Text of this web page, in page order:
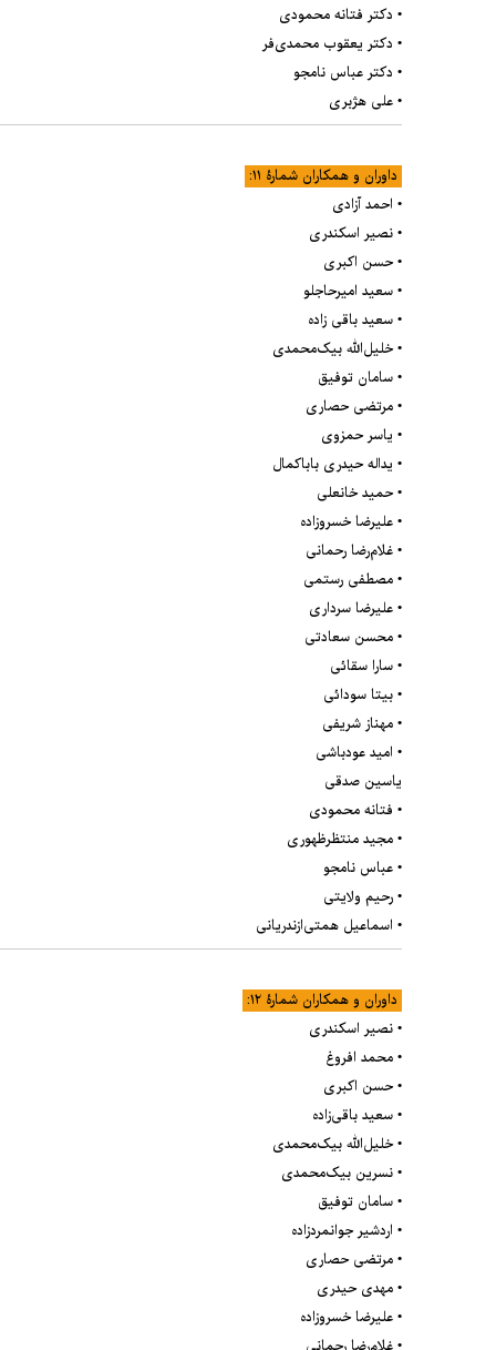
• دکتر فتانه محمودی
• دکتر یعقوب محمدی‌فر
• دکتر عباس نامجو
• علی هژبری
داوران و همکاران شمارۀ ۱۱:
• احمد آزادی
• نصیر اسکندری
• حسن اکبری
• سعید امیرحاجلو
• سعید باقی زاده
• خلیل‌الله بیک‌محمدی
• سامان توفیق
• مرتضی حصاری
• یاسر حمزوی
• یداله حیدری باباکمال
• حمید خانعلی
• علیرضا خسروزاده
• غلام‌رضا رحمانی
• مصطفی رستمی
• علیرضا سرداری
• محسن سعادتی
• سارا سقائی
• بیتا سودائی
• مهناز شریفی
• امید عودباشی
یاسین صدقی
• فتانه محمودی
• مجید منتظرظهوری
• عباس نامجو
• رحیم ولایتی
• اسماعیل همتی‌ازندریانی
داوران و همکاران شمارۀ ۱۲:
• نصیر اسکندری
• محمد افروغ
• حسن اکبری
• سعید باقی‌زاده
• خلیل‌الله بیک‌محمدی
• نسرین بیک‌محمدی
• سامان توفیق
• اردشیر جوانمردزاده
• مرتضی حصاری
• مهدی حیدری
• علیرضا خسروزاده